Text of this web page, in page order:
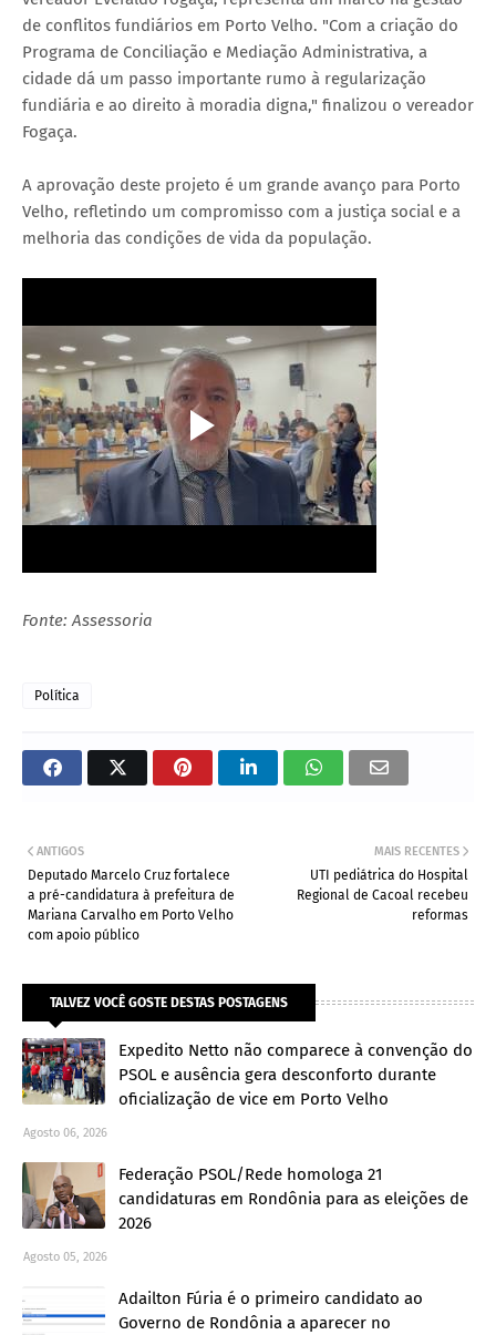
de conflitos fundiários em Porto Velho. "Com a criação do
Programa de Conciliação e Mediação Administrativa, a
cidade dá um passo importante rumo à regularização
fundiária e ao direito à moradia digna," finalizou o vereador
Fogaça.
A aprovação deste projeto é um grande avanço para Porto
Velho, refletindo um compromisso com a justiça social e a
melhoria das condições de vida da população.
Fonte: Assessoria
Política
MAIS RECENTES
UTI pediátrica do Hospital
Regional de Cacoal recebeu
reformas
ANTIGOS
Deputado Marcelo Cruz fortalece
a pré-candidatura à prefeitura de
Mariana Carvalho em Porto Velho
com apoio público
TALVEZ VOCÊ GOSTE DESTAS POSTAGENS
Expedito Netto não comparece à convenção do
PSOL e ausência gera desconforto durante
oficialização de vice em Porto Velho
Agosto 06, 2026
Federação PSOL/Rede homologa 21
candidaturas em Rondônia para as eleições de
2026
Agosto 05, 2026
Adailton Fúria é o primeiro candidato ao
Governo de Rondônia a aparecer no